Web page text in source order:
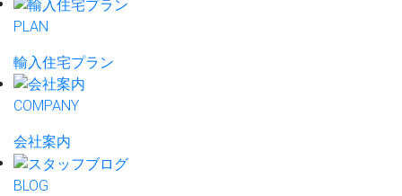
PLAN
輸入住宅プラン
COMPANY
会社案内
BLOG